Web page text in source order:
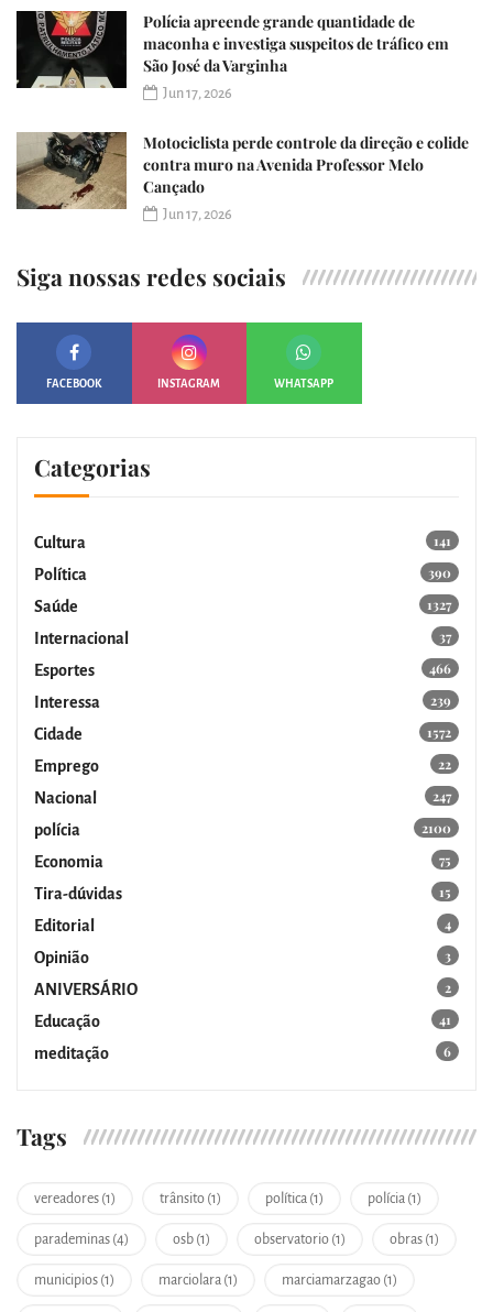
Polícia apreende grande quantidade de
maconha e investiga suspeitos de tráfico em
São José da Varginha
Jun 17, 2026
Motociclista perde controle da direção e colide
contra muro na Avenida Professor Melo
Cançado
Jun 17, 2026
Siga nossas redes sociais
FACEBOOK INSTAGRAM WHATSAPP
Categorias
Cultura
141
Política
390
Saúde
1327
Internacional
37
Esportes
466
Interessa
239
Cidade
1572
Emprego
22
Nacional
247
polícia
2100
Economia
75
Tira-dúvidas
15
Editorial
4
Opinião
3
ANIVERSÁRIO
2
Educação
41
meditação
6
Tags
vereadores (1) trânsito (1) política (1) polícia (1)
parademinas (4) osb (1) observatorio (1) obras (1)
municipios (1) marciolara (1) marciamarzagao (1)